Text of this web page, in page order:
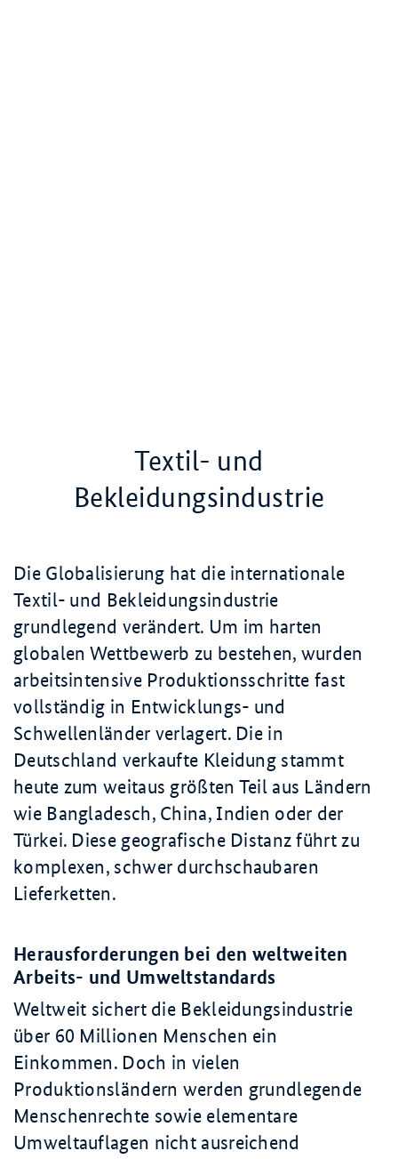
Textil- und
Bekleidungsindustrie
Die Globalisierung hat die internationale
Textil- und Bekleidungsindustrie
grundlegend verändert. Um im harten
globalen Wettbewerb zu bestehen, wurden
arbeitsintensive Produktionsschritte fast
vollständig in Entwicklungs- und
Schwellenländer verlagert. Die in
Deutschland verkaufte Kleidung stammt
heute zum weitaus größten Teil aus Ländern
wie Bangladesch, China, Indien oder der
Türkei. Diese geografische Distanz führt zu
komplexen, schwer durchschaubaren
Lieferketten.
Herausforderungen bei den weltweiten
Arbeits- und Umweltstandards
Weltweit sichert die Bekleidungsindustrie
über 60 Millionen Menschen ein
Einkommen. Doch in vielen
Produktionsländern werden grundlegende
Menschenrechte sowie elementare
Umweltauflagen nicht ausreichend